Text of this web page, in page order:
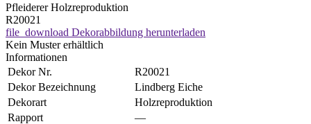
Pfleiderer Holzreproduktion
R20021
file_download Dekorabbildung herunterladen
Kein Muster erhältlich
Informationen
Dekor Nr.
R20021
Dekor Bezeichnung
Lindberg Eiche
Dekorart
Holzreproduktion
Rapport
—